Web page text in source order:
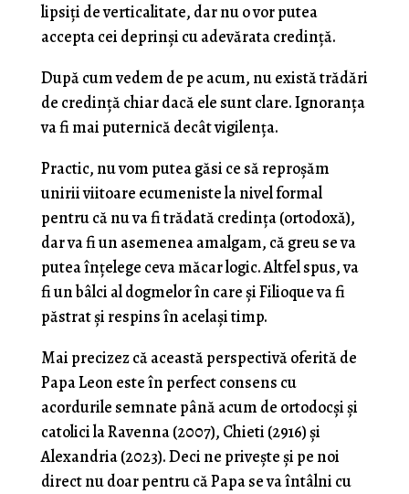
lipsiți de verticalitate, dar nu o vor putea
accepta cei deprinși cu adevărata credință.
După cum vedem de pe acum, nu există trădări
de credință chiar dacă ele sunt clare. Ignoranța
va fi mai puternică decât vigilența.
Practic, nu vom putea găsi ce să reproșăm
unirii viitoare ecumeniste la nivel formal
pentru că nu va fi trădată credința (ortodoxă),
dar va fi un asemenea amalgam, că greu se va
putea înțelege ceva măcar logic. Altfel spus, va
fi un bâlci al dogmelor în care și Filioque va fi
păstrat și respins în același timp.
Mai precizez că această perspectivă oferită de
Papa Leon este în perfect consens cu
acordurile semnate până acum de ortodocși și
catolici la Ravenna (2007), Chieti (2916) și
Alexandria (2023). Deci ne privește și pe noi
direct nu doar pentru că Papa se va întâlni cu